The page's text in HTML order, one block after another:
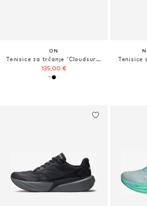
ON
Tenisice za trčanje 'Cloudsurfer Next'
135,00 €
Tenisice